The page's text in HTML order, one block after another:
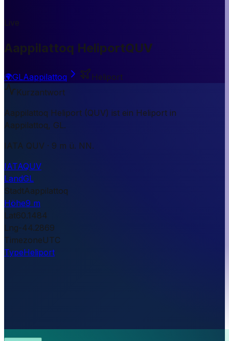
Live
Aappilattoq HeliportQUV
🌍GLAappilattoq
Heliport
Kurzantwort
Aappilattoq Heliport (QUV) ist ein Heliport in
Aappilattoq, GL.
IATA QUV · 9 m ü. NN.
IATAQUV
LandGL
StadtAappilattoq
Höhe9 m
Lat60.1484
Lng-44.2869
TimezoneUTC
TypeHeliport